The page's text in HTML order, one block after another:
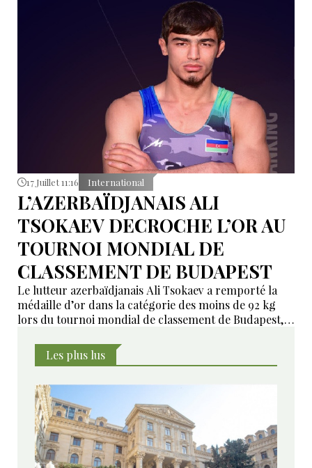
17 Juillet 11:16 International
L’AZERBAÏDJANAIS ALI
TSOKAEV DECROCHE L’OR AU
TOURNOI MONDIAL DE
CLASSEMENT DE BUDAPEST
Le lutteur azerbaïdjanais Ali Tsokaev a remporté la
médaille d’or dans la catégorie des moins de 92 kg
lors du tournoi mondial de classement de Budapest,
avant la fin de la saison.
Les plus lus